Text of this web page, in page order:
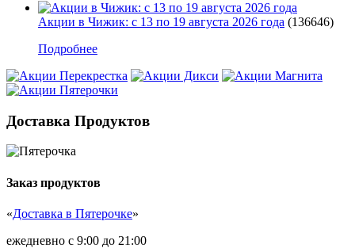
Акции в Чижик: с 13 по 19 августа 2026 года (136646)
Подробнее
Доставка Продуктов
Заказ продуктов
«Доставка в Пятерочке»
ежедневно с 9:00 до 21:00